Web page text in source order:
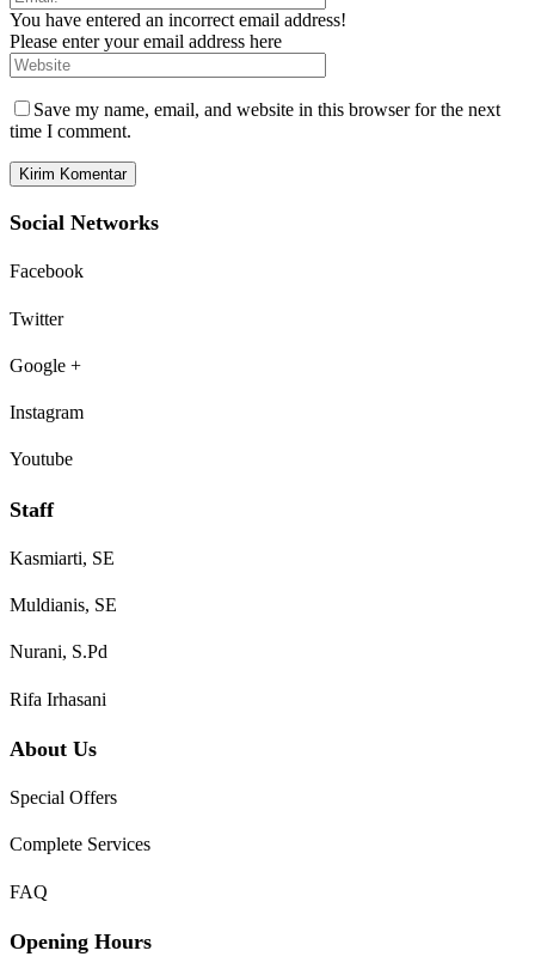
You have entered an incorrect email address!
Please enter your email address here
Save my name, email, and website in this browser for the next
time I comment.
Social Networks
Facebook
Twitter
Google +
Instagram
Youtube
Staff
Kasmiarti, SE
Muldianis, SE
Nurani, S.Pd
Rifa Irhasani
About Us
Special Offers
Complete Services
FAQ
Opening Hours